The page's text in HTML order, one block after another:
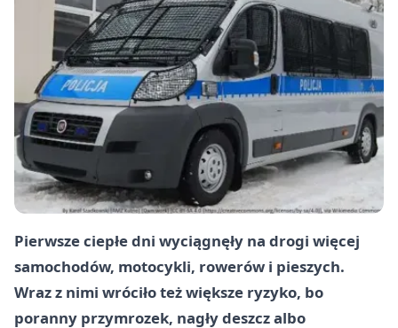
Pierwsze ciepłe dni wyciągnęły na drogi więcej
samochodów, motocykli, rowerów i pieszych.
Wraz z nimi wróciło też większe ryzyko, bo
poranny przymrozek, nagły deszcz albo